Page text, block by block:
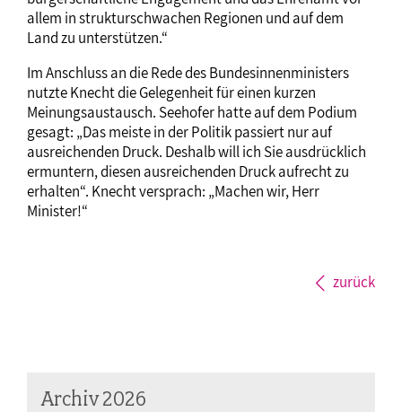
allem in strukturschwachen Regionen und auf dem
Land zu unterstützen.“
Im Anschluss an die Rede des Bundesinnenministers
nutzte Knecht die Gelegenheit für einen kurzen
Meinungsaustausch. Seehofer hatte auf dem Podium
gesagt: „Das meiste in der Politik passiert nur auf
ausreichenden Druck. Deshalb will ich Sie ausdrücklich
ermuntern, diesen ausreichenden Druck aufrecht zu
erhalten“. Knecht versprach: „Machen wir, Herr
Minister!“
zurück
Archiv 2026